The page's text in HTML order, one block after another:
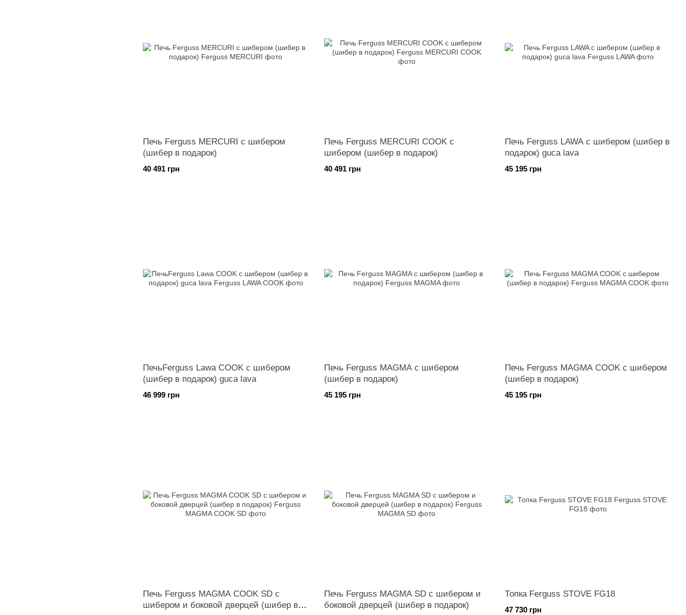
Печь Ferguss MERCURI с шибером
(шибер в подарок)
40 491 грн
Печь Ferguss MERCURI COOK с
шибером (шибер в подарок)
40 491 грн
Печь Ferguss LAWA с шибером (шибер в
подарок) guca lava
45 195 грн
ПечьFerguss Lawa COOK с шибером
(шибер в подарок) guca lava
46 999 грн
Печь Ferguss MAGMA с шибером
(шибер в подарок)
45 195 грн
Печь Ferguss MAGMA COOK с шибером
(шибер в подарок)
45 195 грн
Печь Ferguss MAGMA COOK SD с
шибером и боковой дверцей (шибер в
Печь Ferguss MAGMA SD с шибером и
боковой дверцей (шибер в подарок)
Топка Ferguss STOVE FG18
47 730 грн